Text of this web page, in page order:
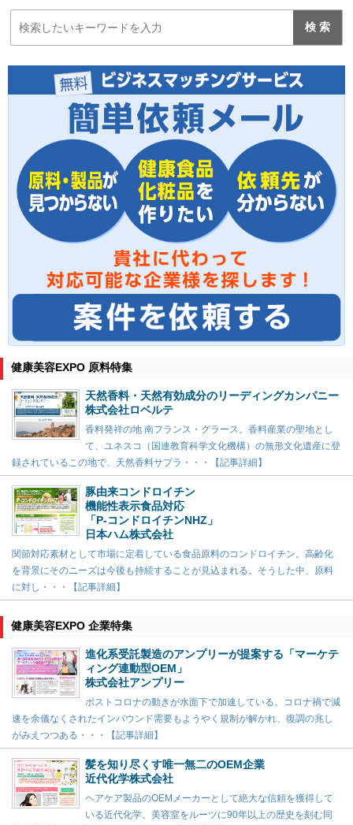
健康美容EXPO 原料特集
天然香料・天然有効成分のリーディングカンパニー
株式会社ロベルテ
香料発祥の地 南フランス・グラース。香料産業の聖地とし
て、ユネスコ（国連教育科学文化機構）の無形文化遺産に登
録されているこの地で、天然香料サプラ・・・【記事詳細】
豚由来コンドロイチン
機能性表示食品対応
「P-コンドロイチンNHZ」
日本ハム株式会社
関節対応素材として市場に定着している食品原料のコンドロイチン。高齢化
を背景にそのニーズは今後も持続することが見込まれる。そうした中、原料
に対し・・・【記事詳細】
健康美容EXPO 企業特集
進化系受託製造のアンプリーが提案する「マーケテ
ィング連動型OEM」
株式会社アンプリー
ポストコロナの動きが水面下で加速している。コロナ禍で減
速を余儀なくされたインバウンド需要もようやく規制が解かれ、復調の兆し
がみえつつある・・・【記事詳細】
髪を知り尽くす唯一無二のOEM企業
近代化学株式会社
ヘアケア製品のOEMメーカーとして絶大な信頼を獲得して
いる近代化学。美容室をルーツに90年以上の歴史を刻む同